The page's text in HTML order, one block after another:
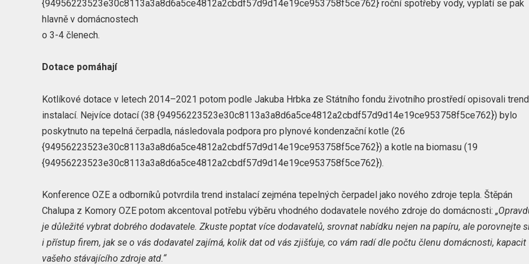
{94956223523e30c8113a3a8d6a5ce4812a2cbdf57d9d14e19ce953758f5ce762} roční spotřeby vody, vyplatí se pak
hlavně v domácnostech
o 3-4 členech.
Dotace pomáhají
Kotlíkové dotace v letech 2014–2021 potom podle Jakuba Hrbka ze Státního fondu životního prostředí opisovali trend
instalací. Nejvíce dotací (38 {94956223523e30c8113a3a8d6a5ce4812a2cbdf57d9d14e19ce953758f5ce762}) bylo
poskytnuto na tepelná čerpadla, následovala podpora pro plynové kondenzační kotle (26
{94956223523e30c8113a3a8d6a5ce4812a2cbdf57d9d14e19ce953758f5ce762}) a kotle na biomasu (19
{94956223523e30c8113a3a8d6a5ce4812a2cbdf57d9d14e19ce953758f5ce762}).
Konference OZE a odborníků potvrdila trend instalací zejména tepelných čerpadel jako nového zdroje tepla. Štěpán
Chalupa z Komory OZE potom akcentoval potřebu výběru vhodného dodavatele nového zdroje do domácnosti:
je důležité vybrat dobrého dodavatele. Zkuste poptat více dodavatelů, srovnat nabídku nejen na papíru, ale porovnejte
i přístup firem, jak se o vás dodavatel zajímá, kolik dat od vás zjišťuje, co vám radí dle počtu členu domácnosti, kapacit
vašeho stávajícího zdroje atd.“